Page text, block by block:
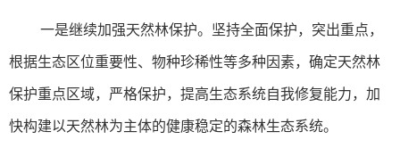
一是继续加强天然林保护。坚持全面保护，突出重点，
根据生态区位重要性、物种珍稀性等多种因素，确定天然林
保护重点区域，严格保护，提高生态系统自我修复能力，加
快构建以天然林为主体的健康稳定的森林生态系统。